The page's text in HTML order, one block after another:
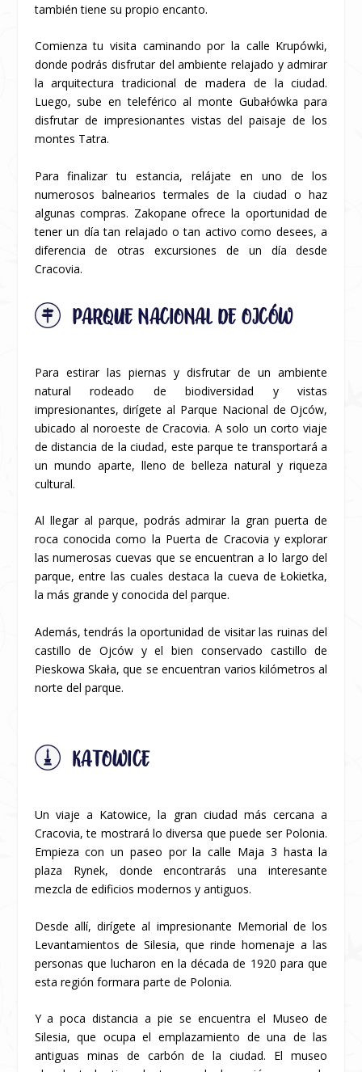
también tiene su propio encanto.
Comienza tu visita caminando por la calle Krupówki,
donde podrás disfrutar del ambiente relajado y admirar
la arquitectura tradicional de madera de la ciudad.
Luego, sube en teleférico al monte Gubałówka para
disfrutar de impresionantes vistas del paisaje de los
montes Tatra.
Para finalizar tu estancia, relájate en uno de los
numerosos balnearios termales de la ciudad o haz
algunas compras. Zakopane ofrece la oportunidad de
tener un día tan relajado o tan activo como desees, a
diferencia de otras excursiones de un día desde
Cracovia.
PARQUE NACIONAL DE OJCÓW
Para estirar las piernas y disfrutar de un ambiente
natural rodeado de biodiversidad y vistas
impresionantes, dirígete al Parque Nacional de Ojców,
ubicado al noroeste de Cracovia. A solo un corto viaje
de distancia de la ciudad, este parque te transportará a
un mundo aparte, lleno de belleza natural y riqueza
cultural.
Al llegar al parque, podrás admirar la gran puerta de
roca conocida como la Puerta de Cracovia y explorar
las numerosas cuevas que se encuentran a lo largo del
parque, entre las cuales destaca la cueva de Łokietka,
la más grande y conocida del parque.
Además, tendrás la oportunidad de visitar las ruinas del
castillo de Ojców y el bien conservado castillo de
Pieskowa Skała, que se encuentran varios kilómetros al
norte del parque.
KATOWICE
Un viaje a Katowice, la gran ciudad más cercana a
Cracovia, te mostrará lo diversa que puede ser Polonia.
Empieza con un paseo por la calle Maja 3 hasta la
plaza Rynek, donde encontrarás una interesante
mezcla de edificios modernos y antiguos.
Desde allí, dirígete al impresionante Memorial de los
Levantamientos de Silesia, que rinde homenaje a las
personas que lucharon en la década de 1920 para que
esta región formara parte de Polonia.
Y a poca distancia a pie se encuentra el Museo de
Silesia, que ocupa el emplazamiento de una de las
antiguas minas de carbón de la ciudad. El museo